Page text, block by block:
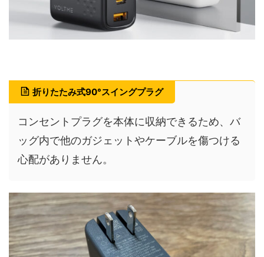
折りたたみ式90°スイングプラグ
コンセントプラグを本体に収納できるため、バ
ッグ内で他のガジェットやケーブルを傷つける
心配がありません。